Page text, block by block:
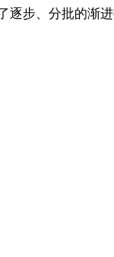
步、分批的渐